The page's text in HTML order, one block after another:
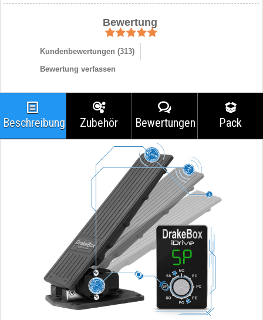
Bewertung
Kundenbewertungen (313)
Bewertung verfassen
Beschreibung Zubehör Bewertungen Pack